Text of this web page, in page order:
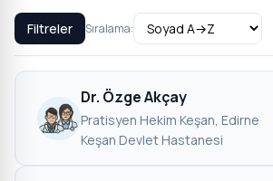
Filtreler Sıralama:
Dr. Özge Akçay
Pratisyen Hekim·Keşan, Edirne·
Keşan Devlet Hastanesi